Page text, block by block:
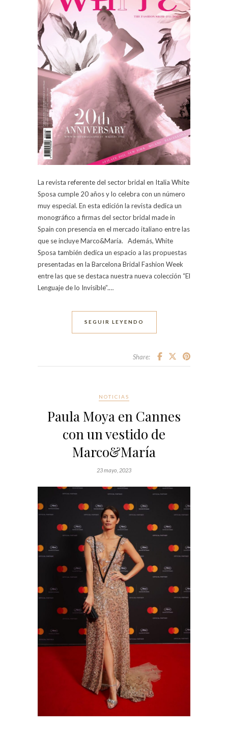
La revista referente del sector bridal en Italia White
Sposa cumple 20 años y lo celebra con un número
muy especial. En esta edición la revista dedica un
monográfico a firmas del sector bridal made in
Spain con presencia en el mercado italiano entre las
que se incluye Marco&María. Además, White
Sposa también dedica un espacio a las propuestas
presentadas en la Barcelona Bridal Fashion Week
entre las que se destaca nuestra nueva colección “El
Lenguaje de lo Invisible”.…
SEGUIR LEYENDO
Share:
NOTICIAS
Paula Moya en Cannes
con un vestido de
Marco&María
23 mayo, 2023